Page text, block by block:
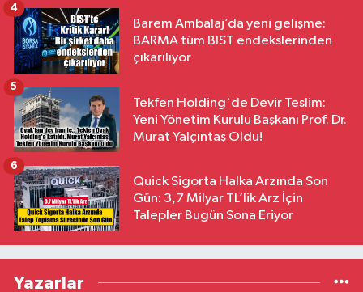
Barem Ambalaj’da yeni gelişme:
BARMA tüm BIST endekslerinden
çıkarılıyor
4
Tekfen Holding'de Devir Teslim:
Yeni Yönetim Kurulu Başkanı Prof. Dr.
Murat Yalçıntaş Oldu!
5
Quick Sigorta Halka Arzında Son
Gün: 3,7 Milyar TL’lik Arz İçin
Talepler Bugün Sona Eriyor
6
Yazarlar